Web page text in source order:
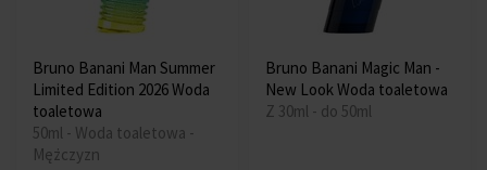
Bruno Banani Man Summer
Limited Edition 2026 Woda
toaletowa
50ml - Woda toaletowa -
Mężczyzn
Bruno Banani Magic Man -
New Look Woda toaletowa
Z 30ml - do 50ml